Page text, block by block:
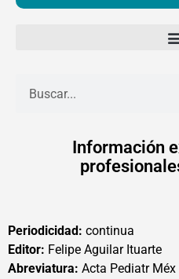
Información
Periodicidad: continua
Editor: Felipe Aguilar Ituarte
Abreviatura: Acta Pediatr Méx